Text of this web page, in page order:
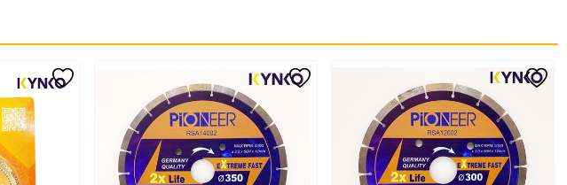
đó, lưỡi ít bị bong rời hợp kim, ít cong